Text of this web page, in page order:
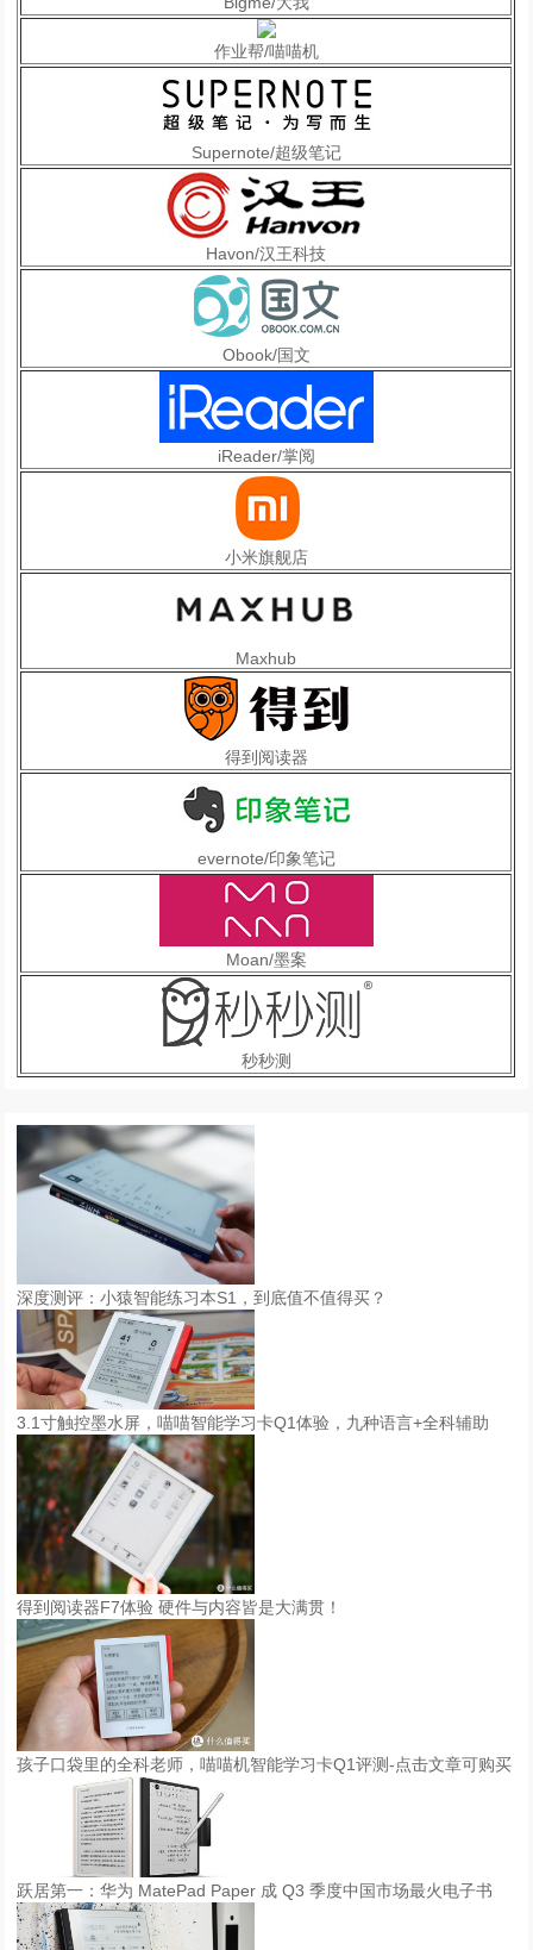
作业帮/喵喵机
Supernote/超级笔记
Havon/汉王科技
Obook/国文
iReader/掌阅
小米旗舰店
Maxhub
得到阅读器
evernote/印象笔记
Moan/墨案
秒秒测
深度测评：小猿智能练习本S1，到底值不值得买？
3.1寸触控墨水屏，喵喵智能学习卡Q1体验，九种语言+全科辅助
得到阅读器F7体验 硬件与内容皆是大满贯！
孩子口袋里的全科老师，喵喵机智能学习卡Q1评测-点击文章可购买
跃居第一：华为 MatePad Paper 成 Q3 季度中国市场最火电子书